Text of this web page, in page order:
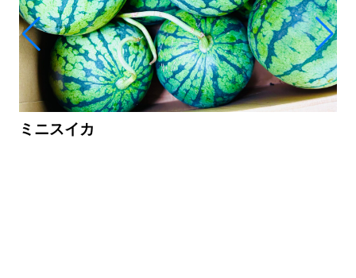
ミニスイカ